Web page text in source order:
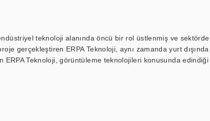
teknoloji alanında öncü bir rol üstlenmiş ve
gerçekleştiren ERPA Teknoloji, aynı zamanda yurt
Teknoloji, görüntüleme teknolojileri konusunda